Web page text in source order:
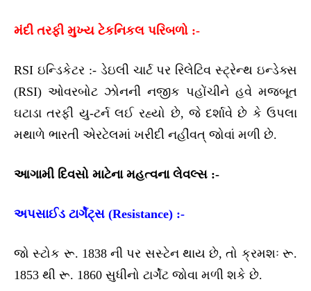
મંદી તરફી મુખ્ય ટેકનિકલ પરિબળો :-
RSI ઇન્ડિકેટર :- ડેઇલી ચાર્ટ પર રિલેટિવ સ્ટ્રેન્થ ઇન્ડેક્સ
(RSI) ઓવરબોટ ઝોનની નજીક પહોંચીને હવે મજબૂત
ઘટાડા તરફી યુ-ટર્ન લઈ રહ્યો છે, જે દર્શાવે છે કે ઉપલા
મથાળે ભારતી એરટેલમાં ખરીદી નહીંવત્ જોવાં મળી છે.
આગામી દિવસો માટેના મહત્વના લેવલ્સ :-
અપસાઈડ ટાર્ગેટ્સ (Resistance) :-
જો સ્ટોક રૂ. 1838 ની પર સસ્ટેન થાય છે, તો ક્રમશઃ રૂ.
1853 થી રૂ. 1860 સુધીનો ટાર્ગેટ જોવા મળી શકે છે.